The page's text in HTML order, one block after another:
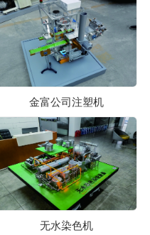
金富公司注塑机
无水染色机